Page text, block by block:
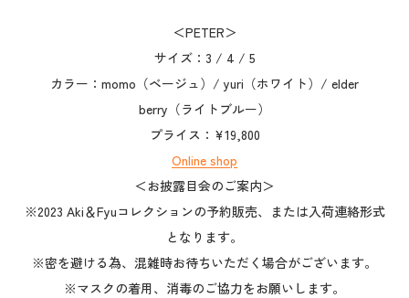
＜PETER＞
サイズ：3 / 4 / 5
カラー：momo（ベージュ）/ yuri（ホワイト）/ elder
berry（ライトブルー）
プライス：¥19,800
Online shop
＜お披露目会のご案内＞
※2023 Aki＆Fyuコレクションの予約販売、または入荷連絡形式
となります。
※密を避ける為、混雑時お待ちいただく場合がございます。
※マスクの着用、消毒のご協力をお願いします。